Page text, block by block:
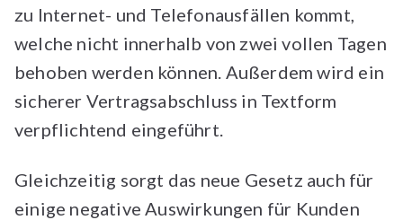
zu Internet- und Telefonausfällen kommt,
welche nicht innerhalb von zwei vollen Tagen
behoben werden können. Außerdem wird ein
sicherer Vertragsabschluss in Textform
verpflichtend eingeführt.
Gleichzeitig sorgt das neue Gesetz auch für
einige negative Auswirkungen für Kunden